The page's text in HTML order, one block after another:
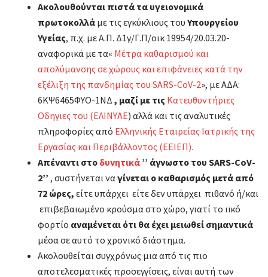
Ακολουθούνται πιστά τα υγειονομικά
πρωτοκολλά με τις εγκύκλιους του Υπουργείου
Υγείας, π.χ. με Α.Π. Δ1γ/Γ.Π/οικ 19954/20.03.20-
αναφορικά με τα« Μέτρα καθαρισμού και
απολύμανσης σε χώρους και επιφάνειες κατά την
εξέλιξη της πανδημίας του SARS-CoV-2», με ΑΔΑ:
6ΚΨ6465ΦΥΟ-1ΝΔ , μαζί με τις Κατευθυντήριες
Οδηγιες του (ΕΛΙΝΥΑΕ) αλλά και τις αναλυτικές
πληροφορίες από Ελληνικής Εταιρείας Ιατρικής της
Εργασίας και Περιβάλλοντος (ΕΕΙΕΠ).
Απέναντι στο δυνητικά ’’ άγνωστο του SARS-CoV-
2’’ , συστήνεται ναγίνεται ο καθαρισμός μετά από
72 ώρες, είτε υπάρχει είτε δεν υπάρχει πιθανό ή/και
επιβεβαιωμένο κρούσμα στο χώρο, γιατί το ιϊκό
φορτίο αναμένεται ότι θα έχει μειωθεί σημαντικά
μέσα σε αυτό το χρονικό διάστημα.
Ακολουθείται συγχρόνως μια από τις πιο
αποτελεσματικές προσεγγίσεις, είναι αυτή των